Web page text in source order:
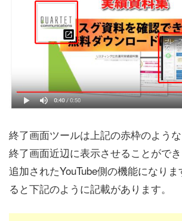
終了画面ツールは上記の赤枠のよう
終了画面近辺に表示させることがで
追加されたYouTube側の機能になりま
ると下記のように記載があります。